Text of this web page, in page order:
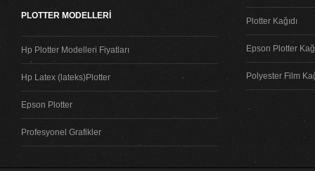
PLOTTER MODELLERİ
Hp Plotter Modelleri Fiyatları
Hp Latex (lateks)Plotter
Epson Plotter
Profesyonel Grafikler
Plotter Kağıdı
Epson Plotter
Polyester Film